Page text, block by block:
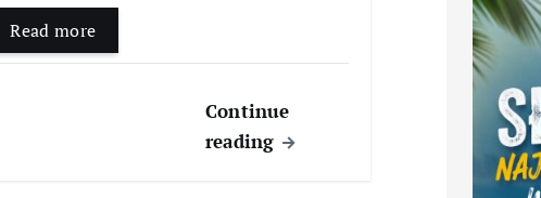
Read more
Continue
reading